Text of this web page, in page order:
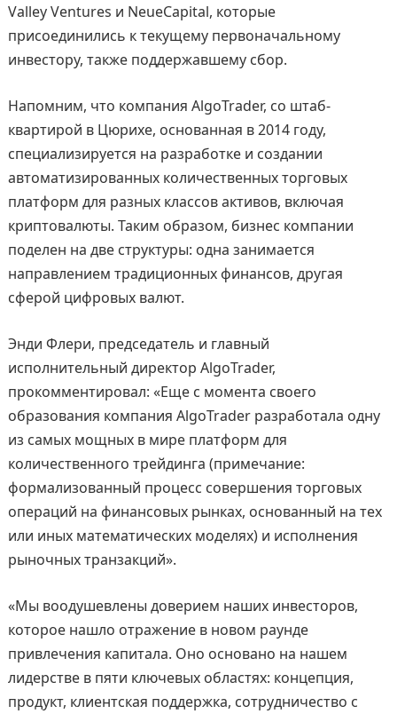
Valley Ventures и NeueCapital, которые
присоединились к текущему первоначальному
инвестору, также поддержавшему сбор.
Напомним, что компания AlgoTrader, со штаб-
квартирой в Цюрихе, основанная в 2014 году,
специализируется на разработке и создании
автоматизированных количественных торговых
платформ для разных классов активов, включая
криптовалюты. Таким образом, бизнес компании
поделен на две структуры: одна занимается
направлением традиционных финансов, другая
сферой цифровых валют.
Энди Флери, председатель и главный
исполнительный директор AlgoTrader,
прокомментировал: «Еще с момента своего
образования компания AlgoTrader разработала одну
из самых мощных в мире платформ для
количественного трейдинга (примечание:
формализованный процесс совершения торговых
операций на финансовых рынках, основанный на тех
или иных математических моделях) и исполнения
рыночных транзакций».
«Мы воодушевлены доверием наших инвесторов,
которое нашло отражение в новом раунде
привлечения капитала. Оно основано на нашем
лидерстве в пяти ключевых областях: концепция,
продукт, клиентская поддержка, сотрудничество с